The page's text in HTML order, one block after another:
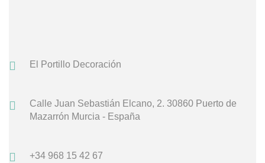
El Portillo Decoración
Calle Juan Sebastián Elcano, 2. 30860 Puerto de
Mazarrón Murcia - España
+34 968 15 42 67